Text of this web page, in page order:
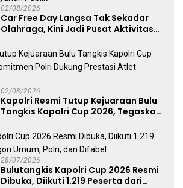
02/08/2026
Car Free Day Langsa Tak Sekadar
Olahraga, Kini Jadi Pusat Aktivitas
02/08/2026
Kapolri Resmi Tutup Kejuaraan Bulu
Tangkis Kapolri Cup 2026, Tegaskan
Atlet Nasional
28/07/2026
Bulutangkis Kapolri Cup 2026 Resmi
Dibuka, Diikuti 1.219 Peserta dari